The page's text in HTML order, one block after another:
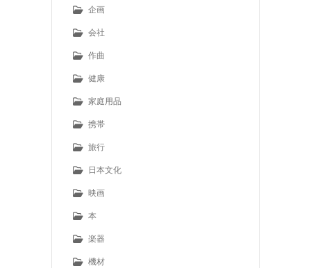
企画
会社
作曲
健康
家庭用品
携帯
旅行
日本文化
映画
本
楽器
機材